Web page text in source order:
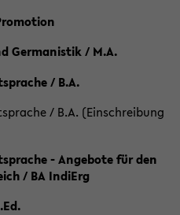
Germanistik / M.A.
/ B.A.
/ B.A. (Einschreibung
- Angebote für den
/ BA IndiErg